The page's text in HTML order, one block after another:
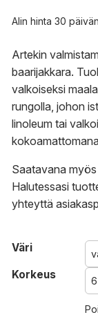
Alin hinta 30
Artekin
baarijakkara.
valkoiseksi
rungolla, johon
linoleum tai
Saatavana
Halutessasi
yhteyttä
Väri
Korkeus